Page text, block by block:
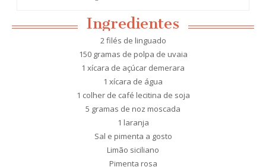
Ingredientes
2 filés de linguado
150 gramas de polpa de uvaia
1 xícara de açúcar demerara
1 xícara de água
1 colher de café lecitina de soja
5 gramas de noz moscada
1 laranja
Sal e pimenta a gosto
Limão siciliano
Pimenta rosa